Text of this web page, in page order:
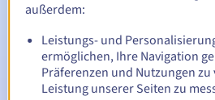
Ablaufdatum
E-Mail am Ablaufdatumzur
Sperrung des Domainnamens
E-Mail nach Ablauf der
außerdem:
Leistungs- und
ermöglichen, Ihre Navigation
Präferenzen und Nutzungen
Leistung unserer Seiten zu